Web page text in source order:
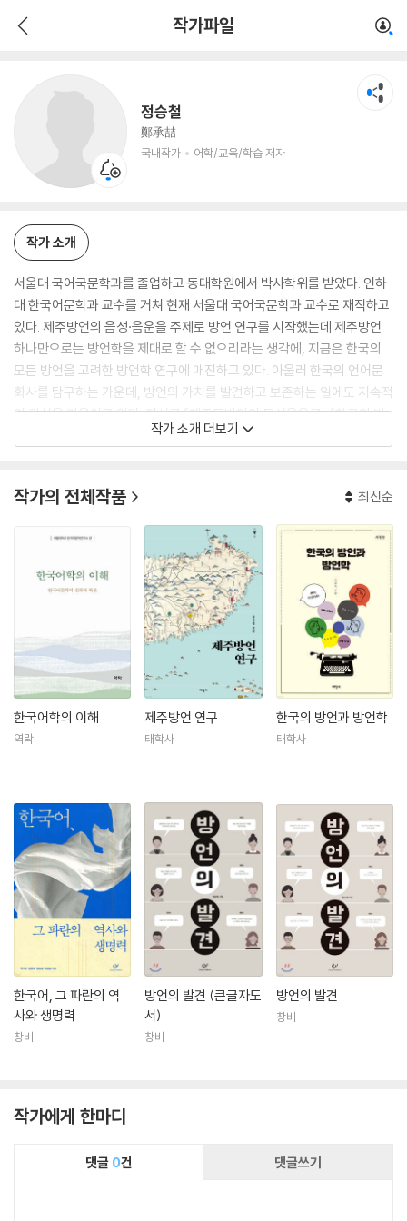
작가파일
정승철
鄭承喆
국내작가
어학/교육/학습 저자
어학/교육/학습 저자
작가 소개
서울대 국어국문학과를 졸업하고 동대학원에서 박사학위를 받았다. 인하
대 한국어문학과 교수를 거쳐 현재 서울대 국어국문학과 교수로 재직하고
있다. 제주방언의 음성·음운을 주제로 방언 연구를 시작했는데 제주방언
하나만으로는 방언학을 제대로 할 수 없으리라는 생각에, 지금은 한국의
모든 방언을 고려한 방언학 연구에 매진하고 있다. 아울러 한국의 언어문
화사를 탐구하는 가운데, 방언의 가치를 발견하고 보존하는 일에도 지속적
인 관심을 기울이고 있다. 저서로 『제주도방언의 통시음운론』 『한국의 방
언과 방언학』 『소리와 발음』(공저) 『한국 근대 초기의 언어와 문학』(공저)
작가 소개 더보기
작가의 전체작품 최신순
한국어학의 이해
역락
제주방언 연구
태학사
한국의 방언과 방언학
태학사
한국어, 그 파란의 역
사와 생명력
창비
방언의 발견 (큰글자도
서)
창비
방언의 발견
창비
작가에게 한마디
댓글 0건 댓글쓰기